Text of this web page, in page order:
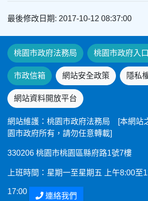
最後修改日期: 2017-10-12 08:37:00
桃園市政府法務局 桃園市政府入
市政信箱 網站安全政策 隱私
網站資料開放平台
網站維護：桃園市政府法務局 [本網站
園市政府所有，請勿任意轉載]
330206 桃園市桃園區縣府路1號7樓
上班時間：星期一至星期五 上午8:00至
17:00
連絡我們